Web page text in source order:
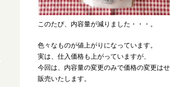
このたび、内容量が減りました・・・。
色々なものが値上がりになっています。
実は、仕入価格も上がっていますが、
今回は、内容量の変更のみで価格の変更は
販売いたします。